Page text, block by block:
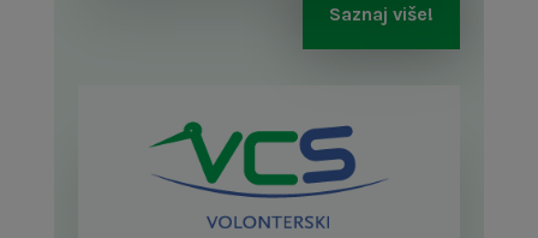
Saznaj više!